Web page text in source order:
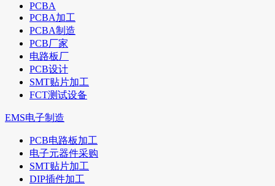
PCBA
PCBA加工
PCBA制造
PCB厂家
电路板厂
PCB设计
SMT贴片加工
FCT测试设备
EMS电子制造
PCB电路板加工
电子元器件采购
SMT贴片加工
DIP插件加工